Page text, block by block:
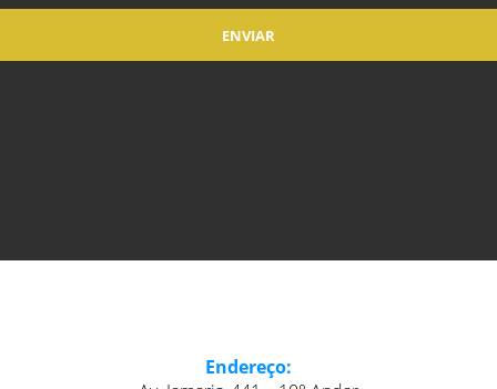
Endereço: